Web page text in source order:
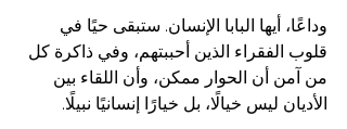
وداعًا، أيها البابا الإنسان. ستبقى حيًا في
قلوب الفقراء الذين أحببتهم، وفي ذاكرة كل
من آمن أن الحوار ممكن، وأن اللقاء بين
الأديان ليس خيالًا، بل خيارًا إنسانيًا نبيلًا.